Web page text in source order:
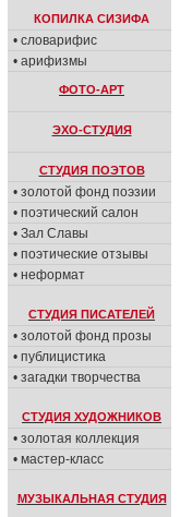
КОПИЛКА СИЗИФА
• словарифис
• арифизмы
ФОТО-АРТ
ЭХО-СТУДИЯ
СТУДИЯ ПОЭТОВ
• золотой фонд поэзии
• поэтический салон
• Зал Славы
• поэтические отзывы
• неформат
СТУДИЯ ПИСАТЕЛЕЙ
• золотой фонд прозы
• публицистика
• загадки творчества
СТУДИЯ ХУДОЖНИКОВ
• золотая коллекция
• мастер-класс
МУЗЫКАЛЬНАЯ СТУДИЯ